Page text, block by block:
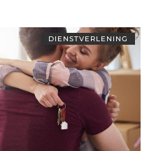
DIENSTVERLENING